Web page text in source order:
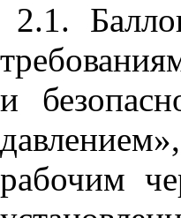
2.1.
и
рабочим